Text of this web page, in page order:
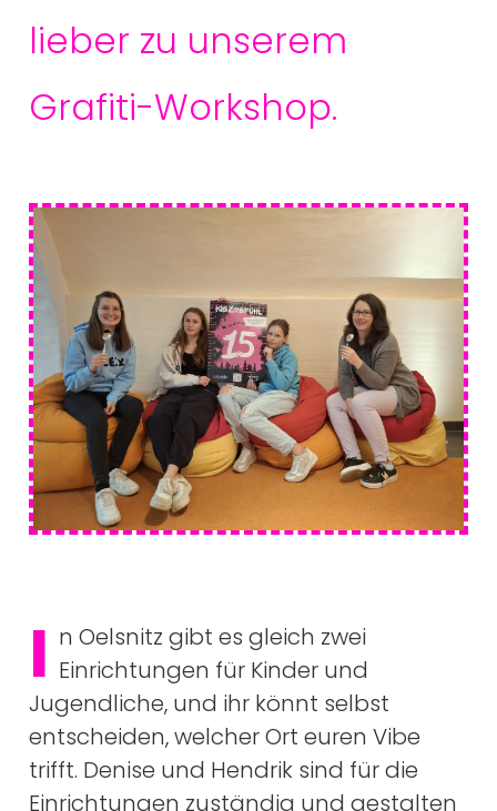
lieber zu unserem
Grafiti-Workshop.
I n Oelsnitz gibt es gleich zwei
Einrichtungen für Kinder und
Jugendliche, und ihr könnt selbst
entscheiden, welcher Ort euren Vibe
trifft. Denise und Hendrik sind für die
Einrichtungen zuständig und gestalten